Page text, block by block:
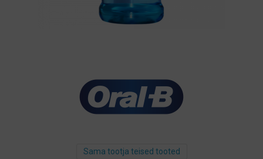
Sama tootja teised tooted